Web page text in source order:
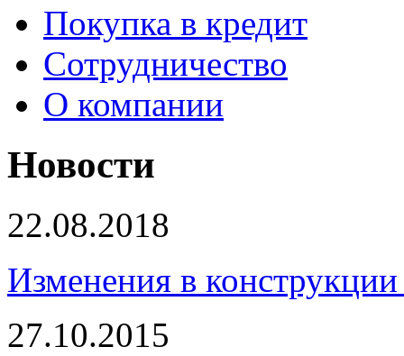
Покупка в кредит
Сотрудничество
О компании
Новости
22.08.2018
Изменения в
27.10.2015